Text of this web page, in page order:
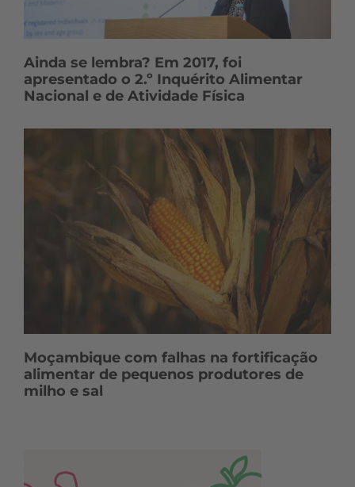
Ainda se lembra? Em 2017, foi
apresentado o 2.º Inquérito Alimentar
Nacional e de Atividade Física
Moçambique com falhas na fortificação
alimentar de pequenos produtores de
milho e sal